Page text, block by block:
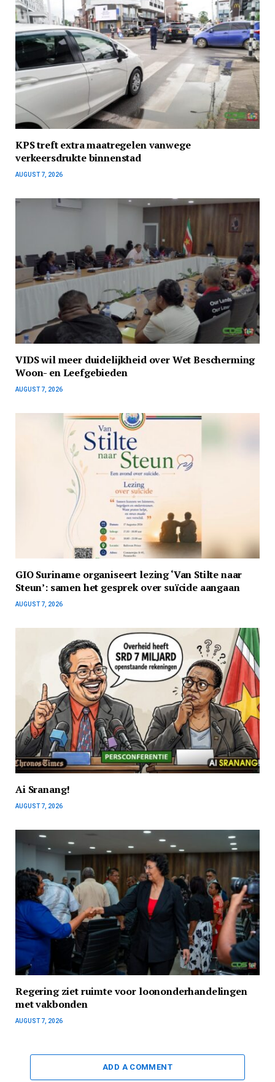
KPS treft extra maatregelen vanwege
verkeersdrukte binnenstad
AUGUST 7, 2026
VIDS wil meer duidelijkheid over Wet Bescherming
Woon- en Leefgebieden
AUGUST 7, 2026
GIO Suriname organiseert lezing ‘Van Stilte naar
Steun’: samen het gesprek over suïcide aangaan
AUGUST 7, 2026
Ai Sranang!
AUGUST 7, 2026
Regering ziet ruimte voor loononderhandelingen
met vakbonden
AUGUST 7, 2026
ADD A COMMENT